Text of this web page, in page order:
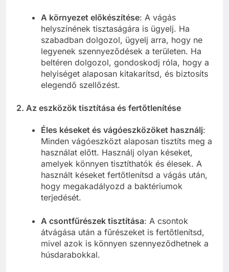
A környezet előkészítése: A vágás
helyszínének tisztaságára is ügyelj. Ha
szabadban dolgozol, ügyelj arra, hogy ne
legyenek szennyeződések a területen. Ha
beltéren dolgozol, gondoskodj róla, hogy a
helyiséget alaposan kitakarítsd, és biztosíts
elegendő szellőzést.
2. Az eszközök tisztítása és fertőtlenítése
Éles késeket és vágóeszközöket használj:
Minden vágóeszközt alaposan tisztíts meg a
használat előtt. Használj olyan késeket,
amelyek könnyen tisztíthatók és élesek. A
használt késeket fertőtlenítsd a vágás után,
hogy megakadályozd a baktériumok
terjedését.
A csontfűrészek tisztítása: A csontok
átvágása után a fűrészeket is fertőtlenítsd,
mivel azok is könnyen szennyeződhetnek a
húsdarabokkal.